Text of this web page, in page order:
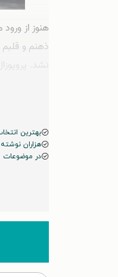
هنوز از
ذهنم و
نشد.
بهترین
هزاران
در موضوعات